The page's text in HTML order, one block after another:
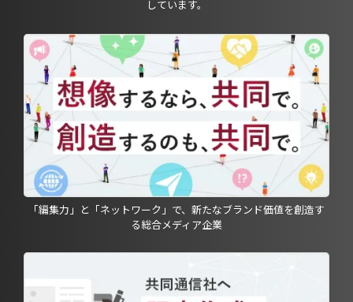
しています。
「編集力」と「ネットワーク」で、新たなブランド価値を創造す
る総合メディア企業